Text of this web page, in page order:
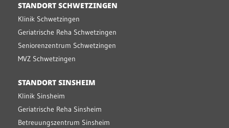
STANDORT SCHWETZINGEN
Klinik Schwetzingen
Geriatrische Reha Schwetzingen
Seniorenzentrum Schwetzingen
MVZ Schwetzingen
STANDORT SINSHEIM
Klinik Sinsheim
Geriatrische Reha Sinsheim
Betreuungszentrum Sinsheim